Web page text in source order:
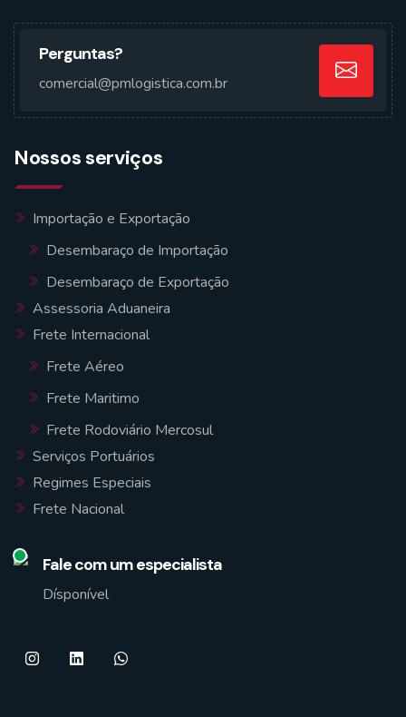
Perguntas?
comercial@pmlogistica.com.br
Nossos serviços
Importação e Exportação
Desembaraço de Importação
Desembaraço de Exportação
Assessoria Aduaneira
Frete Internacional
Frete Aéreo
Frete Maritimo
Frete Rodoviário Mercosul
Serviços Portuários
Regimes Especiais
Frete Nacional
Fale com um especialista
Dísponível